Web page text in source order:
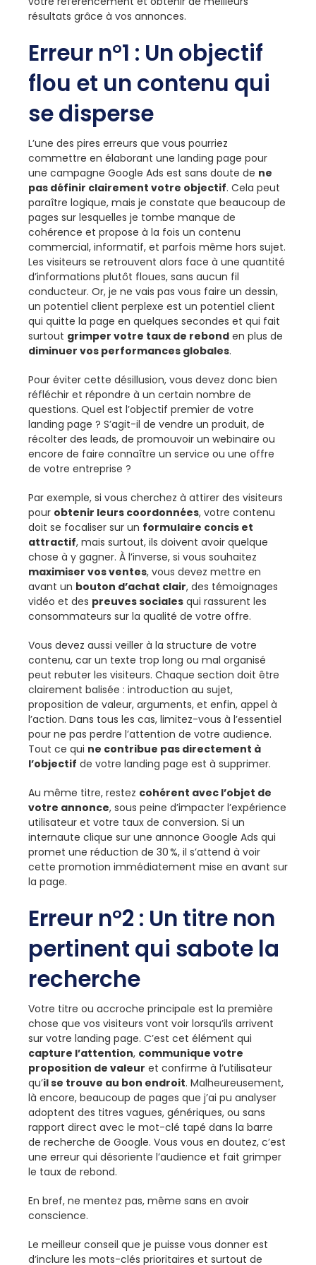
résultats grâce à vos annonces.
Erreur n°1 : Un objectif
flou et un contenu qui
se disperse
L’une des pires erreurs que vous pourriez
commettre en élaborant une landing page pour
une campagne Google Ads est sans doute de ne
pas définir clairement votre objectif. Cela peut
paraître logique, mais je constate que beaucoup de
pages sur lesquelles je tombe manque de
cohérence et propose à la fois un contenu
commercial, informatif, et parfois même hors sujet.
Les visiteurs se retrouvent alors face à une quantité
d’informations plutôt floues, sans aucun fil
conducteur. Or, je ne vais pas vous faire un dessin,
un potentiel client perplexe est un potentiel client
qui quitte la page en quelques secondes et qui fait
surtout grimper votre taux de rebond en plus de
diminuer vos performances globales.
Pour éviter cette désillusion, vous devez donc bien
réfléchir et répondre à un certain nombre de
questions. Quel est l’objectif premier de votre
landing page ? S’agit-il de vendre un produit, de
récolter des leads, de promouvoir un webinaire ou
encore de faire connaître un service ou une offre
de votre entreprise ?
Par exemple, si vous cherchez à attirer des visiteurs
pour obtenir leurs coordonnées, votre contenu
doit se focaliser sur un formulaire concis et
attractif, mais surtout, ils doivent avoir quelque
chose à y gagner. À l’inverse, si vous souhaitez
maximiser vos ventes, vous devez mettre en
avant un bouton d’achat clair, des témoignages
vidéo et des preuves sociales qui rassurent les
consommateurs sur la qualité de votre offre.
Vous devez aussi veiller à la structure de votre
contenu, car un texte trop long ou mal organisé
peut rebuter les visiteurs. Chaque section doit être
clairement balisée : introduction au sujet,
proposition de valeur, arguments, et enfin, appel à
l’action. Dans tous les cas, limitez-vous à l’essentiel
pour ne pas perdre l’attention de votre audience.
Tout ce qui ne contribue pas directement à
l’objectif de votre landing page est à supprimer.
Au même titre, restez cohérent avec l’objet de
votre annonce, sous peine d’impacter l’expérience
utilisateur et votre taux de conversion. Si un
internaute clique sur une annonce Google Ads qui
promet une réduction de 30 %, il s’attend à voir
cette promotion immédiatement mise en avant sur
la page.
Erreur n°2 : Un titre non
pertinent qui sabote la
recherche
Votre titre ou accroche principale est la première
chose que vos visiteurs vont voir lorsqu’ils arrivent
sur votre landing page. C’est cet élément qui
capture l’attention, communique votre
proposition de valeur et confirme à l’utilisateur
qu’il se trouve au bon endroit. Malheureusement,
là encore, beaucoup de pages que j’ai pu analyser
adoptent des titres vagues, génériques, ou sans
rapport direct avec le mot-clé tapé dans la barre
de recherche de Google. Vous vous en doutez, c’est
une erreur qui désoriente l’audience et fait grimper
le taux de rebond.
En bref, ne mentez pas, même sans en avoir
conscience.
Le meilleur conseil que je puisse vous donner est
d’inclure les mots-clés prioritaires et surtout de